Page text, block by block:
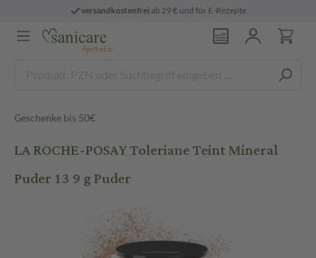
versandkostenfreiab 29 € und für E-Rezepte
Geschenke bis 50€
LA ROCHE-POSAY Toleriane Teint Mineral
Puder 13 9 g Puder